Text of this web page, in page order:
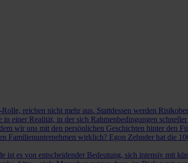
reichen nicht mehr aus. Stattdessen werden
in einer Realität, in der sich Rahmenbedingungen
wir uns mit den persönlichen Geschichten hinter den
Familienunternehmen wirklich? Egon Zehnder hat die
ist es von entscheidender Bedeutung, sich intensiv mit